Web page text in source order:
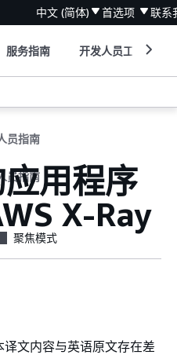
中文 (简体) 首选项 联系
服务指南 开发人员工具
员指南
员指南用程序
X-Ray
聚焦模式
文内容与英语原文存在差